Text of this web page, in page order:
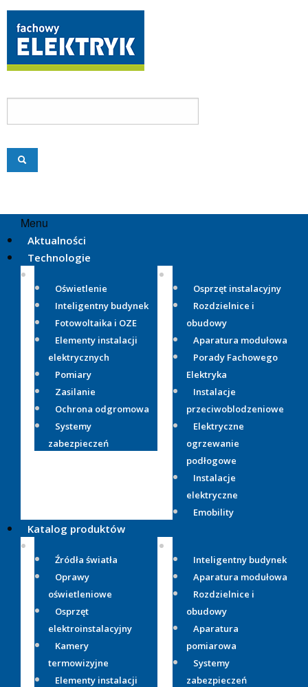
Menu
Aktualności
Technologie
Oświetlenie
Inteligentny budynek
Fotowoltaika i OZE
Elementy instalacji
elektrycznych
Pomiary
Zasilanie
Ochrona odgromowa
Systemy
zabezpieczeń
Osprzęt instalacyjny
Rozdzielnice i
obudowy
Aparatura modułowa
Porady Fachowego
Elektryka
Instalacje
przeciwoblodzeniowe
Elektryczne
ogrzewanie
podłogowe
Instalacje
elektryczne
Emobility
Katalog produktów
Źródła światła
Oprawy
oświetleniowe
Osprzęt
elektroinstalacyjny
Kamery
termowizyjne
Elementy instalacji
Inteligentny budynek
Aparatura modułowa
Rozdzielnice i
obudowy
Aparatura
pomiarowa
Systemy
zabezpieczeń